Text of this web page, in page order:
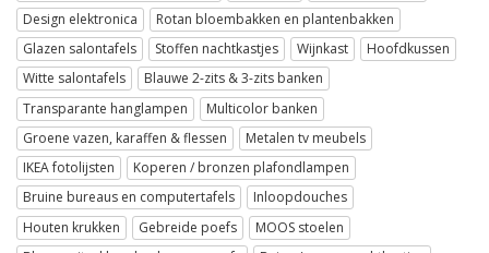
Design elektronica
Rotan bloembakken en plantenbakken
Glazen salontafels
Stoffen nachtkastjes Wijnkast
Hoofdkussen
Witte salontafels
Blauwe 2-zits & 3-zits banken
Transparante hanglampen
Multicolor banken
Groene vazen, karaffen & flessen
Metalen tv meubels
IKEA fotolijsten
Koperen / bronzen plafondlampen
Bruine bureaus en computertafels
Inloopdouches
Houten krukken
Gebreide poefs
MOOS stoelen